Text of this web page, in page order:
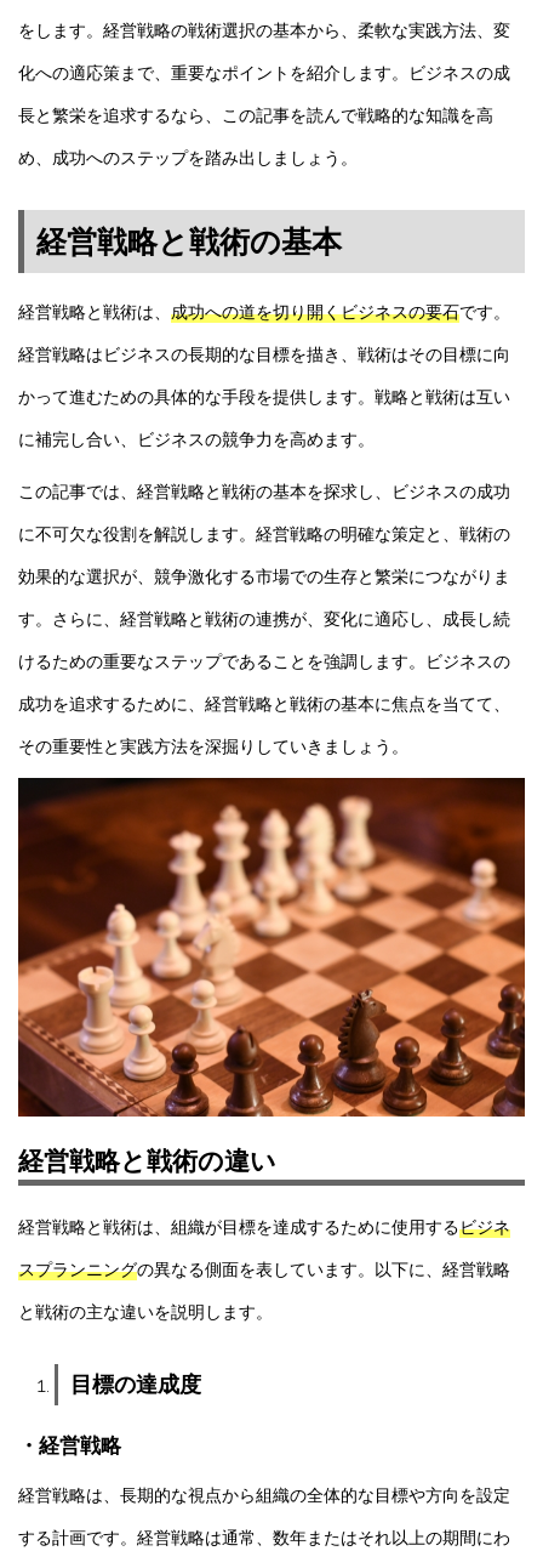
をします。経営戦略の戦術選択の基本から、柔軟な実践方法、変
化への適応策まで、重要なポイントを紹介します。ビジネスの成
長と繁栄を追求するなら、この記事を読んで戦略的な知識を高
め、成功へのステップを踏み出しましょう。
経営戦略と戦術の基本
経営戦略と戦術は、 成功への道を切り開くビジネスの要石です。
経営戦略はビジネスの長期的な目標を描き、戦術はその目標に向
かって進むための具体的な手段を提供します。戦略と戦術は互い
に補完し合い、ビジネスの競争力を高めます。
この記事では、経営戦略と戦術の基本を探求し、ビジネスの成功
に不可欠な役割を解説します。経営戦略の明確な策定と、戦術の
効果的な選択が、競争激化する市場での生存と繁栄につながりま
す。さらに、経営戦略と戦術の連携が、変化に適応し、成長し続
けるための重要なステップであることを強調します。ビジネスの
成功を追求するために、経営戦略と戦術の基本に焦点を当てて、
その重要性と実践方法を深掘りしていきましょう。
経営戦略と戦術の違い
経営戦略と戦術は、組織が目標を達成するために使用するビジネ
スプランニングの異なる側面を表しています。以下に、経営戦略
と戦術の主な違いを説明します。
目標の達成度
・経営戦略
経営戦略は、長期的な視点から組織の全体的な目標や方向を設定
する計画です。経営戦略は通常、数年またはそれ以上の期間にわ